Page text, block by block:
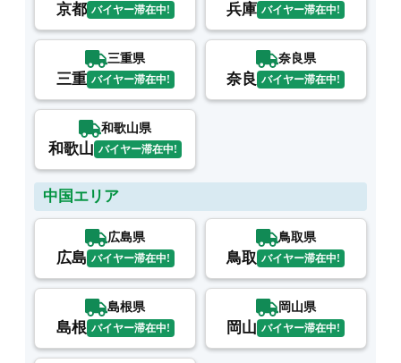
京都 バイヤー滞在中! 兵庫 バイヤー滞在中!
三重県
三重 バイヤー滞在中!
奈良県
奈良 バイヤー滞在中!
和歌山県
和歌山 バイヤー滞在中!
中国エリア
広島県
広島 バイヤー滞在中!
鳥取県
鳥取 バイヤー滞在中!
島根県
島根 バイヤー滞在中!
岡山県
岡山 バイヤー滞在中!